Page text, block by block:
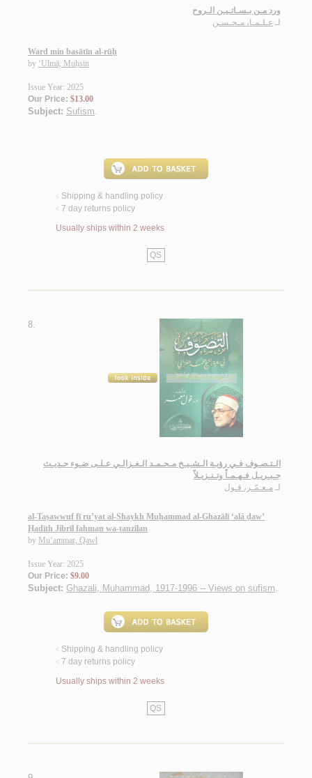
ورد مـن بـسـاتـيـن الـروح
لـ عـلـمـا، مـحـسـن
Ward min basātīn al-rūḥ
by ‘Ulmā, Muḥsin
Issue Year: 2025
Our Price: $13.00
Subject: Sufism.
< Shipping & handling policy
< 7 day returns policy
Usually ships within 2 weeks
QS
8.
الـتـصـوف فـي رؤيـة الـشـيـخ مـحـمـد الـغـزالـي عـلـى ضـوء حـديـث
جـبـريـل فـهـمـاً وتـنـزيـلاً
لـ مـعـمّـر، قـول
al-Taṣawwuf fī ru’yat al-Shaykh Muḥammad al-Ghazālī ‘alá ḍaw’
Ḥadīth Jibrīl fahman wa-tanzīlan
by Mu‘ammar, Qawl
Issue Year: 2025
Our Price: $9.00
Subject: Ghazali, Muhammad, 1917-1996 -- Views on sufism.
< Shipping & handling policy
< 7 day returns policy
Usually ships within 2 weeks
QS